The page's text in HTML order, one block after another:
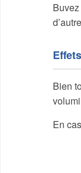
Bien
En